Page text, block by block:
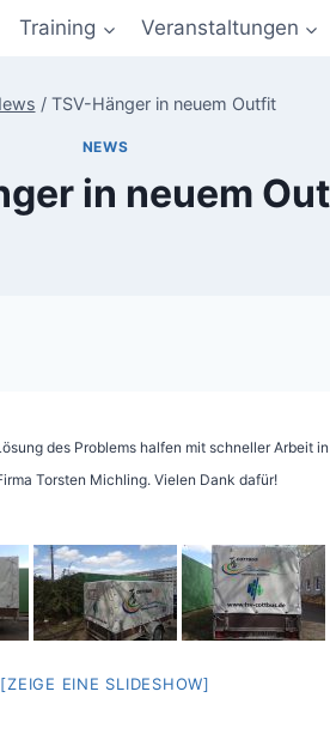
Training Veranstaltungen
/ TSV-Hänger in neuem Outfit
NEWS
in neuem
des Problems halfen mit schneller Arbeit
Torsten Michling. Vielen Dank dafür!
[ZEIGE EINE SLIDESHOW]